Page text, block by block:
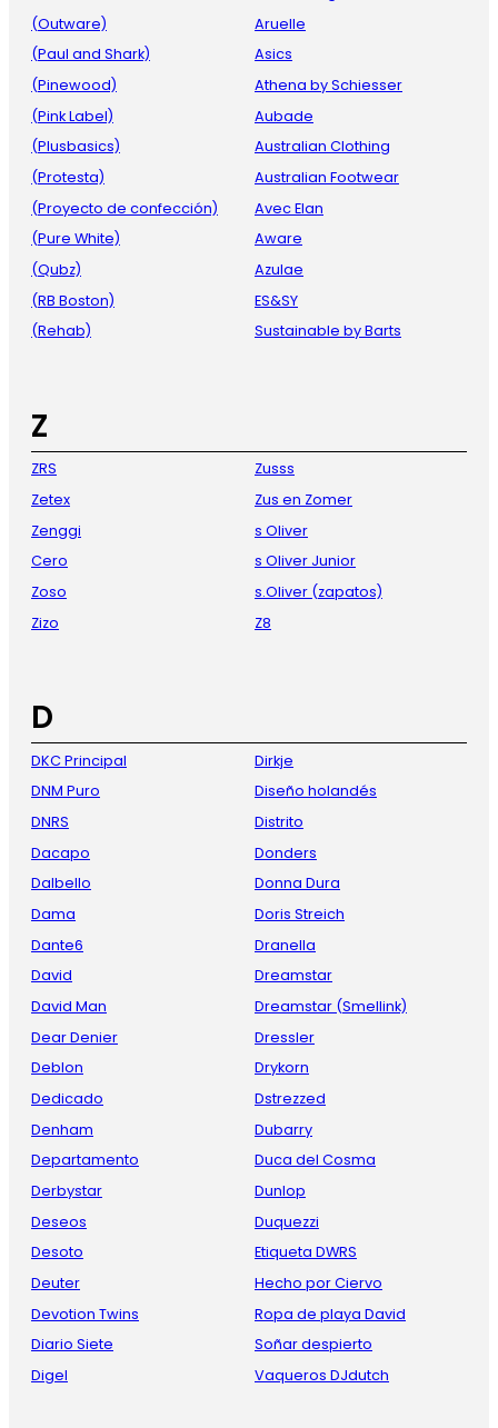
(Outware)
(Paul and Shark)
(Pinewood)
(Pink Label)
(Plusbasics)
(Protesta)
(Proyecto de confección)
(Pure White)
(Qubz)
(RB Boston)
(Rehab)
Aruelle
Asics
Athena by Schiesser
Aubade
Australian Clothing
Australian Footwear
Avec Elan
Aware
Azulae
ES&SY
Sustainable by Barts
Z
ZRS
Zetex
Zenggi
Cero
Zoso
Zizo
Zusss
Zus en Zomer
s Oliver
s Oliver Junior
s.Oliver (zapatos)
Z8
D
DKC Principal
DNM Puro
DNRS
Dacapo
Dalbello
Dama
Dante6
David
David Man
Dear Denier
Deblon
Dedicado
Denham
Departamento
Derbystar
Deseos
Desoto
Deuter
Devotion Twins
Diario Siete
Digel
Dirkje
Diseño holandés
Distrito
Donders
Donna Dura
Doris Streich
Dranella
Dreamstar
Dreamstar (Smellink)
Dressler
Drykorn
Dstrezzed
Dubarry
Duca del Cosma
Dunlop
Duquezzi
Etiqueta DWRS
Hecho por Ciervo
Ropa de playa David
Soñar despierto
Vaqueros DJdutch